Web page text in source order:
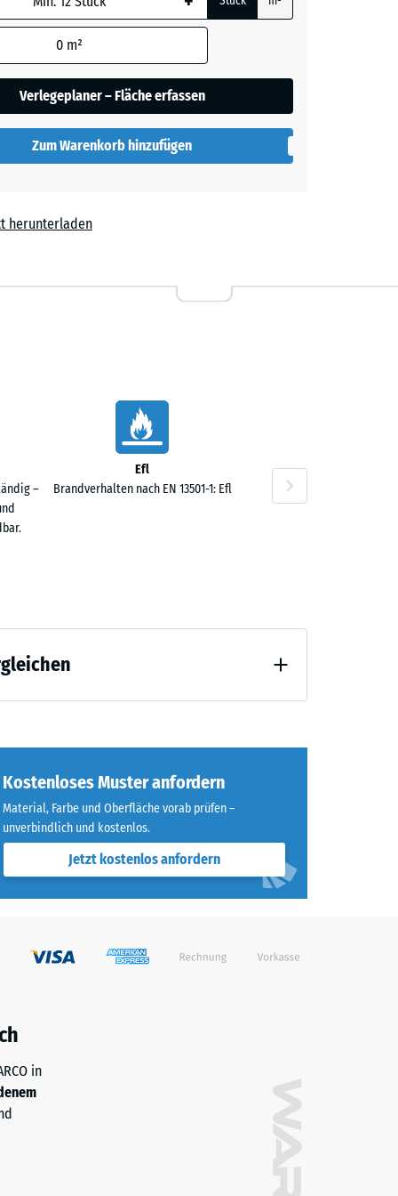
- € 0,40
0 m²
Verlegeplaner – Fläche erfassen
Zum Warenkorb hinzufügen
herunterladen
–
Efl
Brandverhalten nach EN 13501-1: Efl
(BS 7188)
Kostenloses Muster anfordern
Material, Farbe und Oberfläche vorab prüfen –
unverbindlich und kostenlos.
Jetzt kostenlos anfordern
in